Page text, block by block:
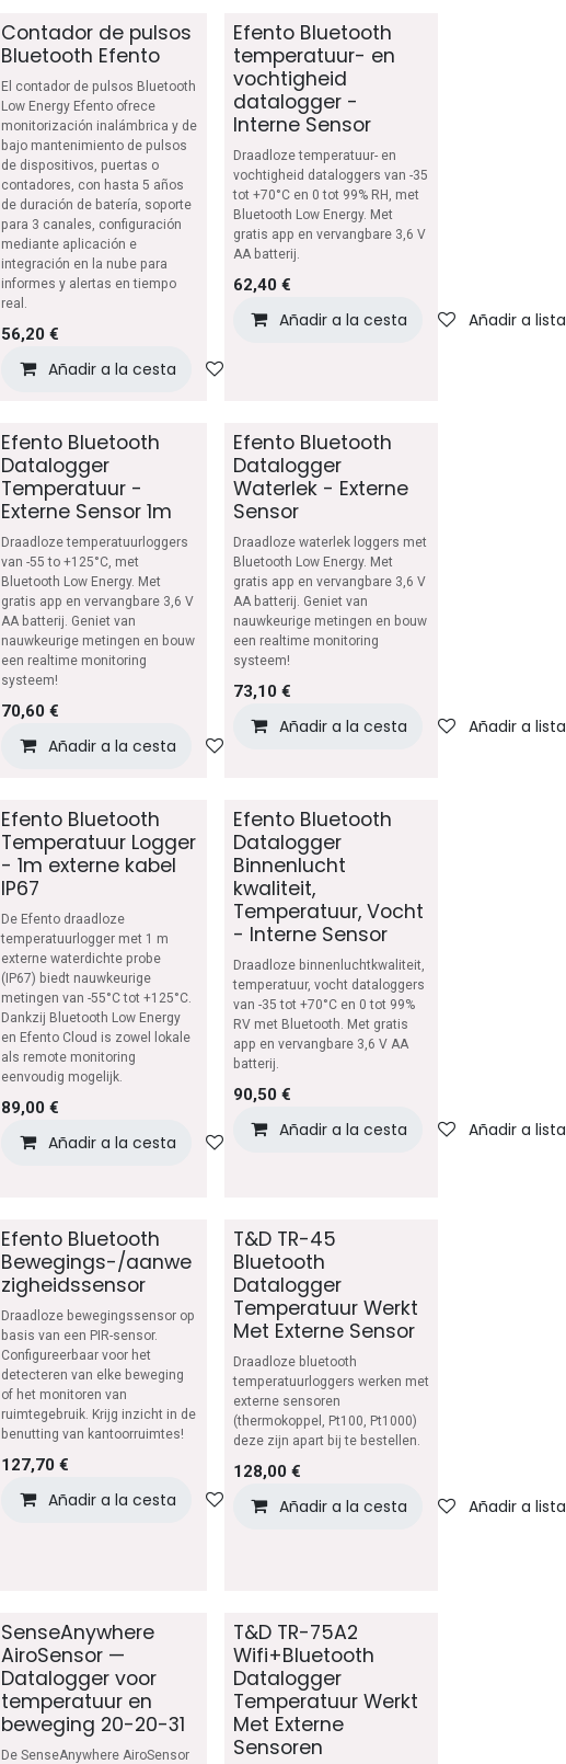
Contador de pulsos
Bluetooth Efento
El contador de pulsos Bluetooth
Low Energy Efento ofrece
monitorización inalámbrica y de
bajo mantenimiento de pulsos
de dispositivos, puertas o
contadores, con hasta 5 años
de duración de batería, soporte
para 3 canales, configuración
mediante aplicación e
integración en la nube para
informes y alertas en tiempo
real.
56,20 €
Añadir a la cesta
Efento Bluetooth
temperatuur- en
vochtigheid
datalogger -
Interne Sensor
Draadloze temperatuur- en
vochtigheid dataloggers van -35
tot +70°C en 0 tot 99% RH, met
Bluetooth Low Energy. Met
gratis app en vervangbare 3,6 V
AA batterij.
62,40€
Añadir a la cesta Añadir a
Añadir a lista de deseos
Efento Bluetooth
Datalogger
Temperatuur -
Externe Sensor 1m
Draadloze temperatuurloggers
van -55 to +125°C, met
Bluetooth Low Energy. Met
gratis app en vervangbare 3,6 V
AA batterij. Geniet van
nauwkeurige metingen en bouw
een realtime monitoring
systeem!
70,60 €
Añadir a la cesta
Efento Bluetooth
Datalogger
Waterlek - Externe
Sensor
Draadloze waterlek loggers met
Bluetooth Low Energy. Met
gratis app en vervangbare 3,6 V
AA batterij. Geniet van
nauwkeurige metingen en bouw
een realtime monitoring
systeem!
73,10€
Añadir a la cesta Añadir a
Añadir a lista de deseos
Efento Bluetooth
Temperatuur Logger
- 1m externe kabel
IP67
De Efento draadloze
temperatuurlogger met 1 m
externe waterdichte probe
(IP67) biedt nauwkeurige
metingen van -55°C tot +125°C.
Dankzij Bluetooth Low Energy
en Efento Cloud is zowel lokale
als remote monitoring
eenvoudig mogelijk.
89,00 €
Añadir a la cesta Añadir a lista de deseos
Efento Bluetooth
Datalogger
Binnenlucht
kwaliteit,
Temperatuur, Vocht
- Interne Sensor
Draadloze binnenluchtkwaliteit,
temperatuur, vocht dataloggers
van -35 tot +70°C en 0 tot 99%
RV met Bluetooth. Met gratis
app en vervangbare 3,6 V AA
batterij.
90,50€
Añadir a la cesta Añadir a
Añadir a lista de deseos
Efento Bluetooth
Bewegings-/aanwe
zigheidssensor
Draadloze bewegingssensor op
basis van een PIR-sensor.
Configureerbaar voor het
detecteren van elke beweging
of het monitoren van
ruimtegebruik. Krijg inzicht in de
benutting van kantoorruimtes!
127,70 €
Añadir a la cesta Añadir a lista de deseos
T&D TR-45
Bluetooth
Datalogger
Temperatuur Werkt
Met Externe Sensor
Draadloze bluetooth
temperatuurloggers werken met
externe sensoren
(thermokoppel, Pt100, Pt1000)
deze zijn apart bij te bestellen.
128,00€
Añadir a la cesta Añadir a
SenseAnywhere
AiroSensor —
Datalogger voor
temperatuur en
beweging 20-20-31
De SenseAnywhere AiroSensor
T&D TR-75A2
Wifi+Bluetooth
Datalogger
Temperatuur Werkt
Met Externe
Sensoren